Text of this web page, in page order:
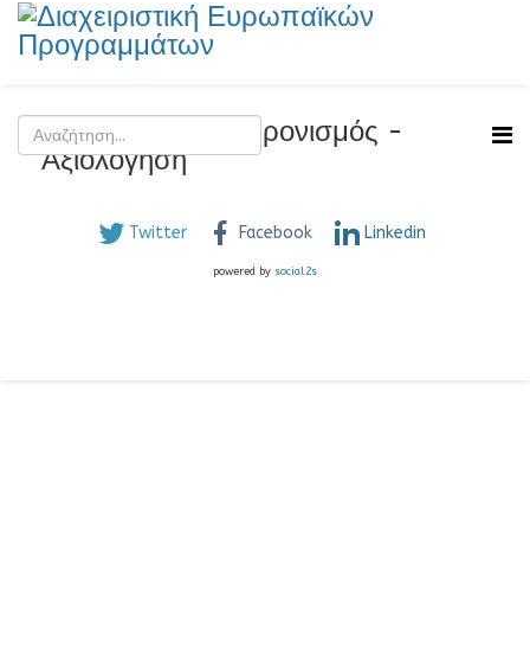
Ποιοτικός Εκσυγχρονισμός -
Αξιολόγηση
Twitter Facebook Linkedin
powered by social2s